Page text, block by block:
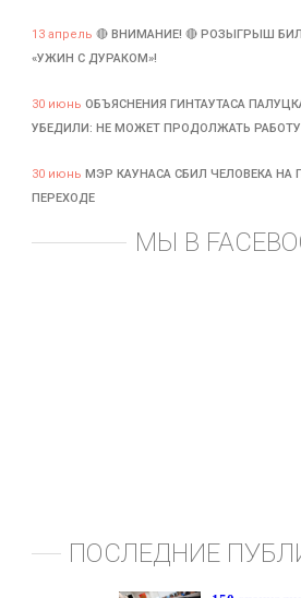
13 апрель 🔴 ВНИМАНИЕ! 🔴 РОЗЫГРЫШ
«УЖИН С ДУРАКОМ»!
30 июнь ОБЪЯСНЕНИЯ ГИНТАУТАСА
УБЕДИЛИ: НЕ МОЖЕТ ПРОДОЛЖАТЬ РАБОТУ
30 июнь МЭР КАУНАСА СБИЛ ЧЕЛОВЕКА
ПЕРЕХОДЕ
МЫ В
ПОСЛЕДНИЕ